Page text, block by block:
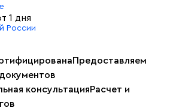
1 дня
России
Предоставляем
консультацияРасчет и